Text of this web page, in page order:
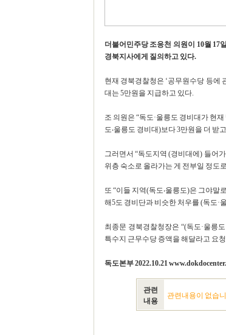
더불어민주당 조응천 의원이 10월 17
경북지사에게 질의하고 있다.
현재 경북경찰청은 ‘공무원수당 등에
대는 5만원을 지급하고 있다.
조 의원은 “독도·울릉도 경비대가 현
도‧울릉도 경비대)보다 3만원을 더 받
그러면서 “독도지역 (경비대에) 들어
위층 숙소로 올라가는 게 전부일 정도
또 “이들 지역(독도‧울릉도)은 그야말
해5도 경비단과 비슷한 처우를 (독도·
최종문 경북경찰청장은 “(독도·울릉
특수지 근무수당 증액을 해달라고 요
독도본부 2022.10.21
관련
내용
관련내용이 없습